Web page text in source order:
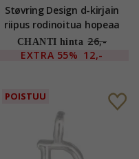
Støvring Design d-kirjain
riipus rodinoitua hopeaa
CHANTI hinta 26,-
EXTRA 55% 12,-
POISTUU